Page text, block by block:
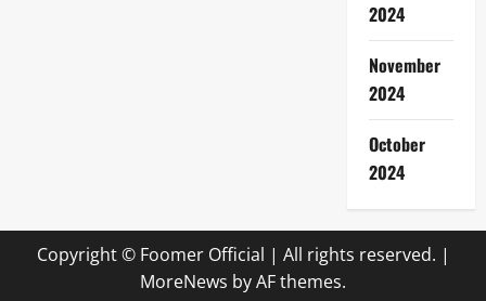
2024
November
2024
October
2024
Copyright © Foomer Official | All rights reserved. |
MoreNews by AF themes.